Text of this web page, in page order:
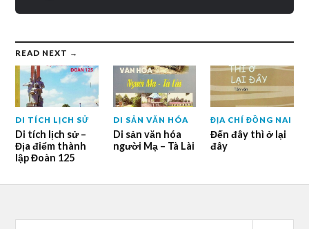
READ NEXT →
DI TÍCH LỊCH SỬ
Di tích lịch sử –
Địa điểm thành
lập Đoàn 125
DI SẢN VĂN HÓA
Di sản văn hóa
người Mạ – Tà Lài
ĐỊA CHÍ ĐỒNG NAI
Đến đây thì ở lại
đây